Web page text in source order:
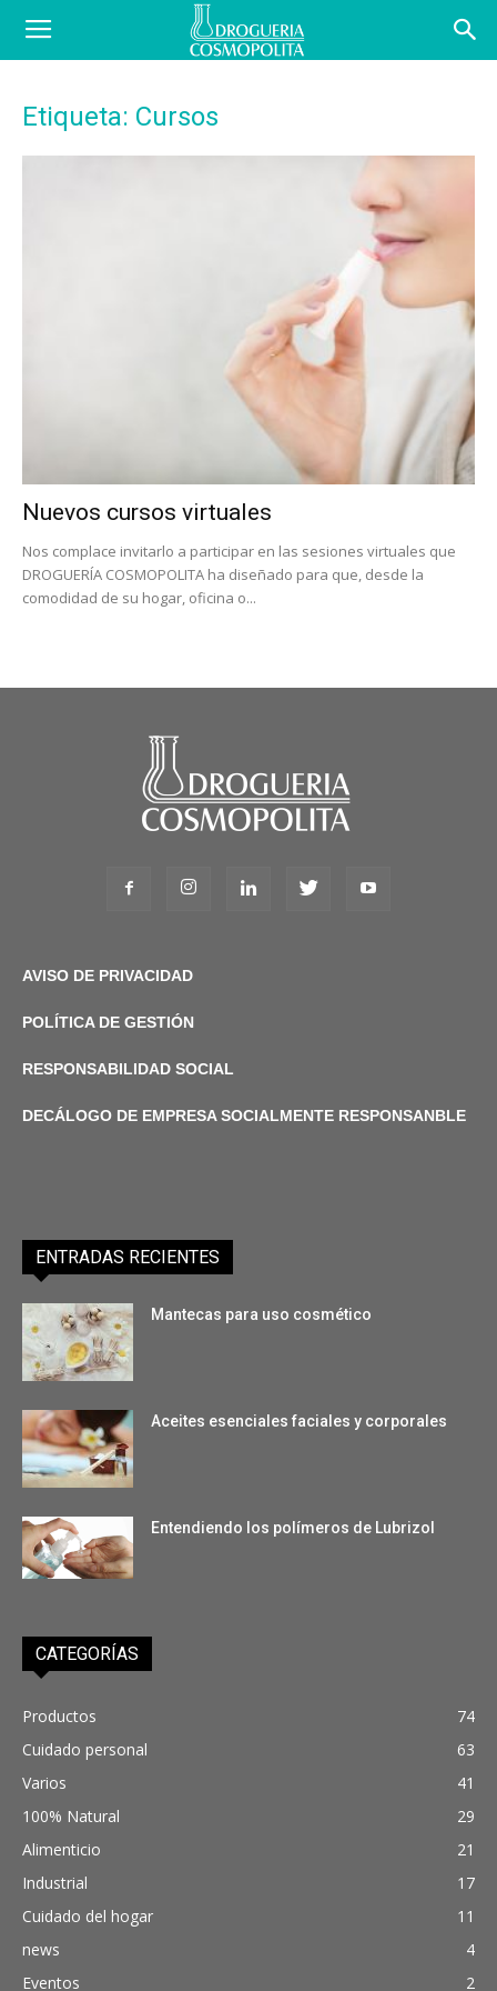
COSBLOG
Etiqueta: Cursos
Nuevos cursos virtuales
Nos complace invitarlo a participar en las sesiones virtuales que
DROGUERÍA COSMOPOLITA ha diseñado para que, desde la
comodidad de su hogar, oficina o...
AVISO DE PRIVACIDAD
POLÍTICA DE GESTIÓN
RESPONSABILIDAD SOCIAL
DECÁLOGO DE EMPRESA SOCIALMENTE RESPONSANBLE
ENTRADAS RECIENTES
Mantecas para uso cosmético
Aceites esenciales faciales y corporales
Entendiendo los polímeros de Lubrizol
CATEGORÍAS
Productos
74
Cuidado personal
63
Varios
41
100% Natural
29
Alimenticio
21
Industrial
17
Cuidado del hogar
11
news
4
Eventos
2